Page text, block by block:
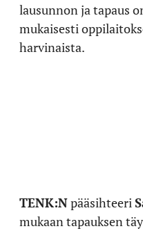
lausunnon ja tapaus
mukaisesti
harvinaista.
TENK:Npääsihteeri
mukaan tapauksen